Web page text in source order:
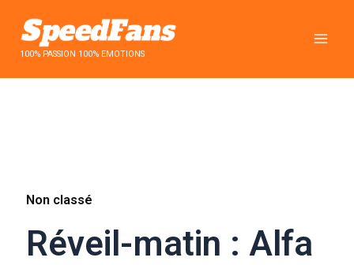
contenu100% PASSION 100% EMOTIONS
Non classé
Réveil-matin : Alfa